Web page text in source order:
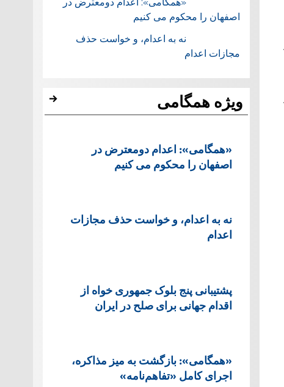
اصفهان را محکوم می کنیم
نه به اعدام، و خواست حذف
مجازات اعدام
ویژه همگامی
«همگامی»: اعدام دومعترض در
اصفهان را محکوم می کنیم
نه به اعدام، و خواست حذف مجازات
اعدام
پشتيبانی پنج بلوک جمهوری خواه از
اقدام جهانی برای صلح در ایران
«همگامی»: بازگشت به میز مذاکره،
اجرای کامل «تفاهم‌نامه»